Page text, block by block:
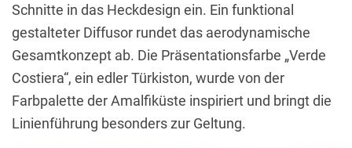
Schnitte in das Heckdesign ein. Ein funktional
gestalteter Diffusor rundet das aerodynamische
Gesamtkonzept ab. Die Präsentationsfarbe „Verde
Costiera“, ein edler Türkiston, wurde von der
Farbpalette der Amalfiküste inspiriert und bringt die
Linienführung besonders zur Geltung.